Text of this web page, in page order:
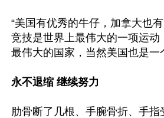
“美国有优秀的牛仔，加拿大也
竞技是世界上最伟大的一项运动
最伟大的国家，当然美国也是一
永不退缩 继续努力
肋骨断了几根、手腕骨折、手指